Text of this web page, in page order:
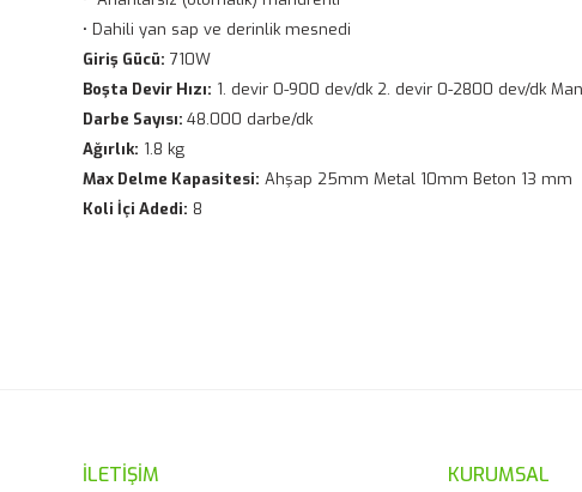
• Dahili yan sap ve derinlik mesnedi
Giriş Gücü: 710W
Boşta Devir Hızı: 1. devir 0-900 dev/dk 2. devir 0-2800 dev/dk
Darbe Sayısı: 48.000 darbe/dk
Ağırlık: 1.8 kg
Max Delme Kapasitesi: Ahşap 25mm Metal 10mm Beton 13 mm
Koli İçi Adedi: 8
Ürün bilgilerinde hatalar bulunuyor.
İLETİŞİM KURUMSAL